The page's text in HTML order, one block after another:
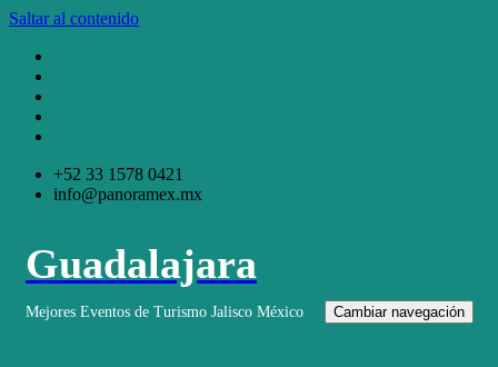
Saltar al contenido
+52 33 1578 0421
info@panoramex.mx
Guadalajara
Mejores Eventos de Turismo Jalisco México Cambiar navegación